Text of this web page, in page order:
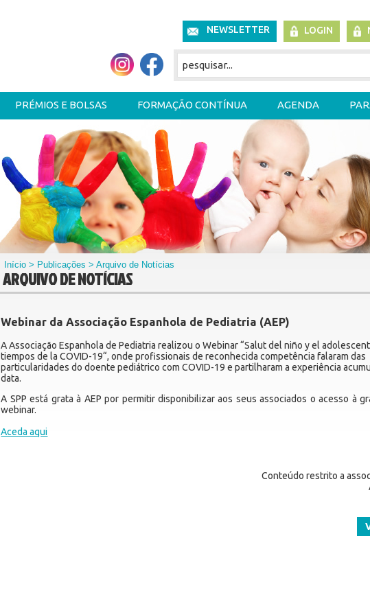
NEWSLETTER LOGIN
PRÉMIOS E BOLSAS FORMAÇÃO CONTÍNUA AGENDA
Início > Publicações > Arquivo de Notícias
ARQUIVO DE NOTÍCIAS
Webinar da Associação Espanhola de Pediatria (AEP)
A Associação Espanhola de Pediatria realizou o Webinar “Salut del niño y el
tiempos de la COVID-19“, onde profissionais de reconhecida competência falaram das
particularidades do doente pediátrico com COVID-19 e partilharam a experiência
data.
A SPP está grata à AEP por permitir disponibilizar aos seus associados o acesso à
webinar.
Aceda aqui
Conteúdo restrito a